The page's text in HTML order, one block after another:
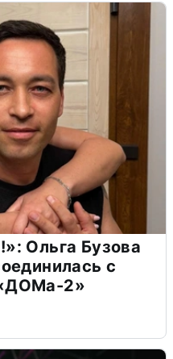
Ольга Бузова
с
2»